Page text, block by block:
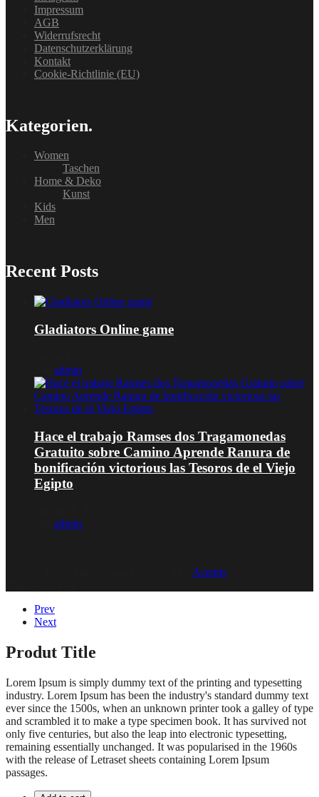
Impressum
AGB
Widerrufsrecht
Datenschutzerklärung
Kontakt
Cookie-Richtlinie (EU)
Kategorien.
Women
Taschen
Home & Deko
Kunst
Kids
Men
Recent Posts
Gladiators Online game
admin
Hace el trabajo Ramses dos Tragamonedas
Gratuito sobre Camino Aprende Ranura de
bonificación victorious las Tesoros de el Viejo
Egipto
admin
Acentis
Prev
Next
Produt Title
Lorem Ipsum is simply dummy text of the printing and typesetting
industry. Lorem Ipsum has been the industry's standard dummy text
ever since the 1500s, when an unknown printer took a galley of type
and scrambled it to make a type specimen book. It has survived not
only five centuries, but also the leap into electronic typesetting,
remaining essentially unchanged. It was popularised in the 1960s
with the release of Letraset sheets containing Lorem Ipsum
passages.